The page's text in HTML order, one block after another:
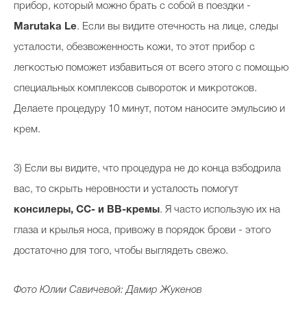
прибор, который можно брать с собой в поездки -
Marutaka Le. Если вы видите отечность на лице, следы
усталости, обезвоженность кожи, то этот прибор с
легкостью поможет избавиться от всего этого с помощью
специальных комплексов сывороток и микротоков.
Делаете процедуру 10 минут, потом наносите эмульсию и
крем.
3) Если вы видите, что процедура не до конца взбодрила
вас, то скрыть неровности и усталость помогут
консилеры, СС- и ВВ-кремы. Я часто использую их на
глаза и крылья носа, привожу в порядок брови - этого
достаточно для того, чтобы выглядеть свежо.
Фото Юлии Савичевой: Дамир Жукенов